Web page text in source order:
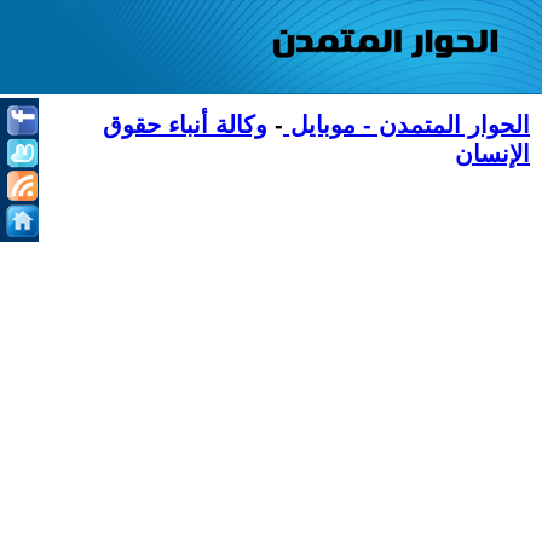
الحوار المتمدن - موبايل - وكالة أنباء حقوق
الإنسان